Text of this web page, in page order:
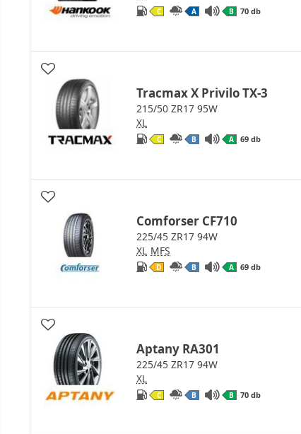
C A B 70 db
Tracmax X Privilo TX-3
215/50 ZR17 95W
XL
C B A 69 db
Comforser CF710
225/45 ZR17 94W
XL MFS
D B A 69 db
Aptany RA301
225/45 ZR17 94W
XL
C B B 70 db